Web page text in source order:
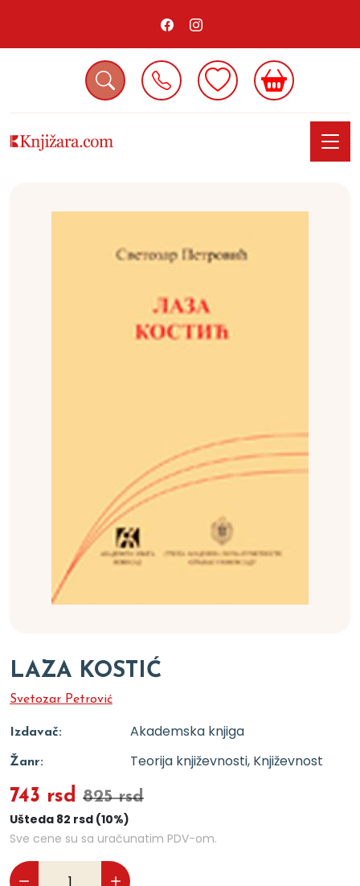
LAZA KOSTIĆ
Svetozar Petrović
Izdavač: Akademska knjiga
Žanr: Teorija književnosti, Književnost
743 rsd 825 rsd
Ušteda 82 rsd (10%)
Sve cene su sa uračunatim PDV-om.